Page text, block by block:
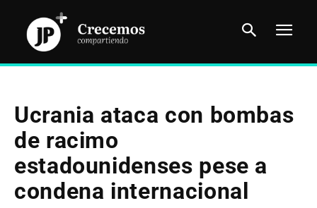
Ucrania ataca con bombas
de racimo
estadounidenses pese a
condena internacional